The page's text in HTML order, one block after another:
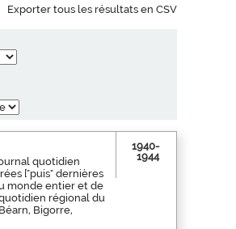
Exporter tous les résultats en CSV
quotidien
["puis" dernières
monde entier et de
régional du
Bigorre,
1940-
1944